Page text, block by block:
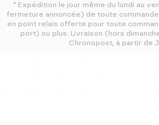
* Expédition le jour même du lundi au
fermeture annoncée) de toute commande
en point relais offerte pour toute
port) ou plus. Livraison (hors
Chronopost, à partir de